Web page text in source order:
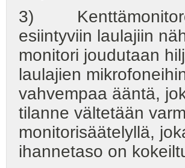
3)
esiintyviin laulajiin
monitori joudutaan
laulajien
vahvempaa ääntä,
tilanne vältetään
monitorisäätelyllä,
ihannetaso on